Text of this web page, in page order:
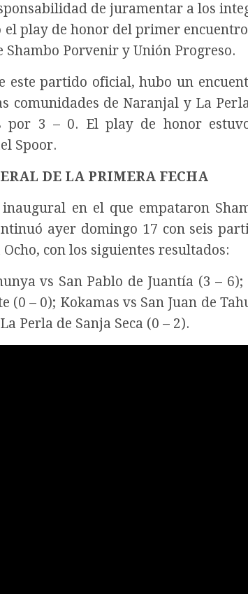
de juramentar a los
el play de honor del primer
Shambo Porvenir y Unión Progreso.
este partido oficial, hubo un
comunidades de Naranjal y La
por 3 – 0. El play de honor
Spoor.
DE LA PRIMERA FECHA
en el que empataron
ayer domingo 17 con seis
con los siguientes resultados:
vs San Pablo de Juantía (3 –
(0 – 0); Kokamas vs San Juan de
Perla de Sanja Seca (0 – 2).